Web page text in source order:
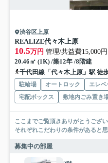
渋谷区上原
REALIZE代々木上原
10.5万円 管理/共益費15,000円
20.46㎡ (1K) /築12年 /8階建
千代田線「代々木上原」駅 徒
駐輪場 オートロック エレ
宅配ボックス
敷地内ごみ置き
ここまでご覧頂きありがとうございます。 お部屋探しの際
それぞれこだわりの条件があると
募集中の部屋